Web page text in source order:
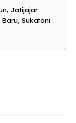
Jatijajar,
Sukatani